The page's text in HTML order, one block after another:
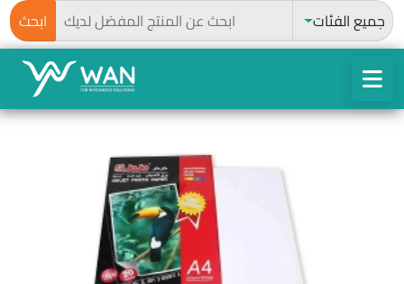
جميع الفئات
ابحث ابحث